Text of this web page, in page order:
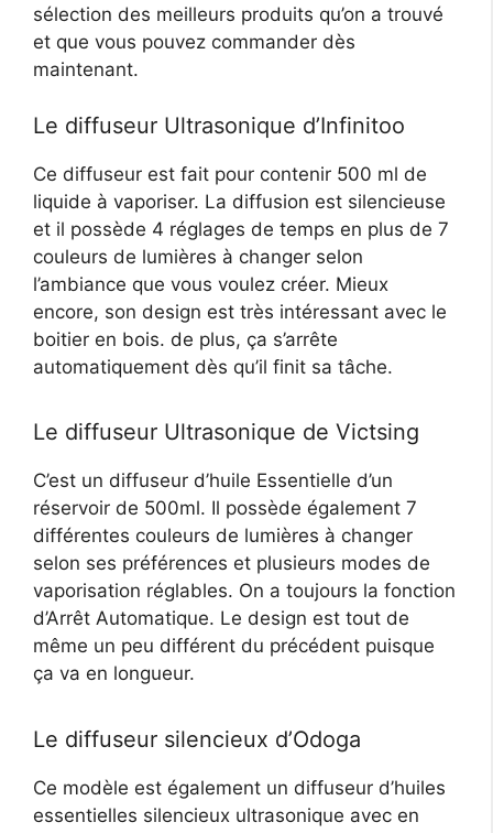
sélection des meilleurs produits qu’on a trouvé
et que vous pouvez commander dès
maintenant.
Le diffuseur Ultrasonique d’Infinitoo
Ce diffuseur est fait pour contenir 500 ml de
liquide à vaporiser. La diffusion est silencieuse
et il possède 4 réglages de temps en plus de 7
couleurs de lumières à changer selon
l’ambiance que vous voulez créer. Mieux
encore, son design est très intéressant avec le
boitier en bois. de plus, ça s’arrête
automatiquement dès qu’il finit sa tâche.
Le diffuseur Ultrasonique de Victsing
C’est un diffuseur d’huile Essentielle d’un
réservoir de 500ml. Il possède également 7
différentes couleurs de lumières à changer
selon ses préférences et plusieurs modes de
vaporisation réglables. On a toujours la fonction
d’Arrêt Automatique. Le design est tout de
même un peu différent du précédent puisque
ça va en longueur.
Le diffuseur silencieux d’Odoga
Ce modèle est également un diffuseur d’huiles
essentielles silencieux ultrasonique avec en